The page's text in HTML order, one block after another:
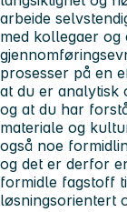
arbeide
med kollegaer og
prosesser på en
at du er analytisk
og at du har
materiale og
også noe
og det er derfor
formidle fagstoff
løsningsorientert